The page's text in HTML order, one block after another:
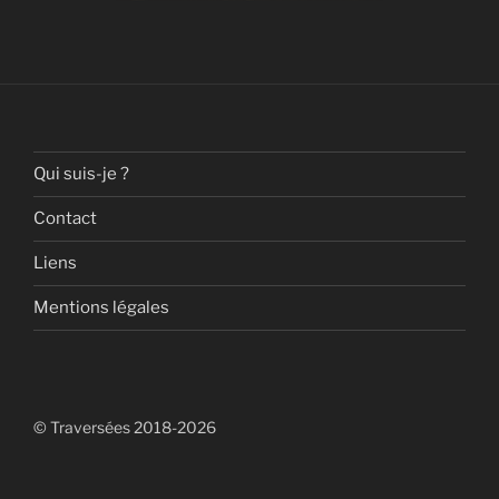
Qui suis-je ?
Contact
Liens
Mentions légales
© Traversées 2018-2026